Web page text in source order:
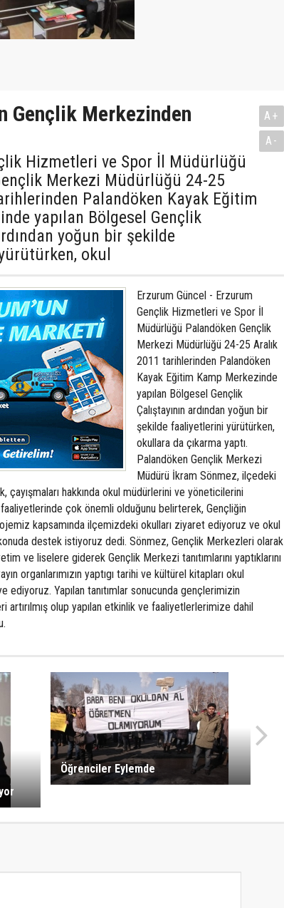
Gençlik Merkezinden
Hizmetleri ve Spor İl Müdürlüğü
Merkezi Müdürlüğü 24-25
Palandöken Kayak Eğitim
yapılan Bölgesel Gençlik
yoğun bir şekilde
okul
A+
A-
Erzurum Güncel - Erzurum
Gençlik Hizmetleri ve Spor İl
Müdürlüğü Palandöken Gençlik
Merkezi Müdürlüğü 24-25 Aralık
2011 tarihlerinden Palandöken
Kayak Eğitim Kamp Merkezinde
yapılan Bölgesel Gençlik
Çalıştayının ardından yoğun bir
şekilde faaliyetlerini yürütürken,
okullara da çıkarma yaptı.
Palandöken Gençlik Merkezi
Müdürü İkram Sönmez, ilçedeki
çayışmaları hakkında okul müdürlerini ve yöneticilerini
çok önemli olduğunu belirterek, Gençliğin
kapsamında ilçemizdeki okulları ziyaret ediyoruz ve okul
destek istiyoruz dedi. Sönmez, Gençlik Merkezleri olarak
ve liselere giderek Gençlik Merkezi tanıtımlarını yaptıklarını
organlarımızın yaptıgı tarihi ve kültürel kitapları okul
ediyoruz. Yapılan tanıtımlar sonucunda gençlerimizin
artırılmış olup yapılan etkinlik ve faaliyetlerlerimize dahil
Öğrenciler Eylemde